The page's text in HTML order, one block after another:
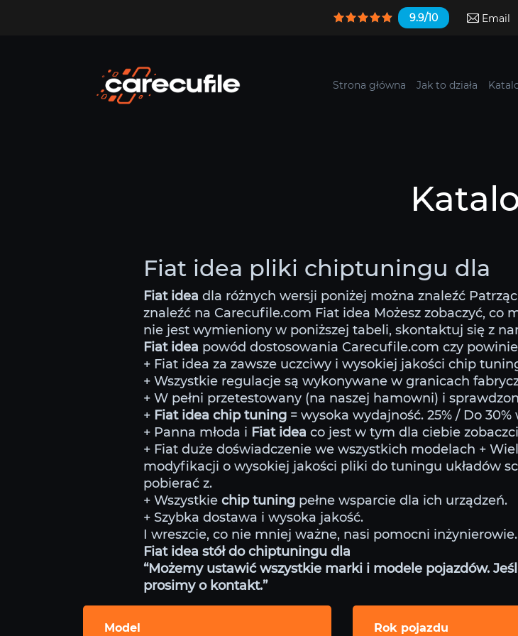
9.9/10 Email
Strona główna Jak to działa
Fiat idea pliki chiptuningu dla
Fiat idea dla różnych wersji poniżej można znaleźć
znaleźć na Carecufile.com Fiat idea Możesz zobaczyć, co
nie jest wymieniony w poniższej tabeli, skontaktuj się z
Fiat idea powód dostosowania Carecufile.com czy
+ Fiat idea za zawsze uczciwy i wysokiej jakości chip
+ Wszystkie regulacje są wykonywane w granicach
+ W pełni przetestowany (na naszej hamowni) i
+ Fiat idea chip tuning = wysoka wydajność. 25% / Do
+ Panna młoda i Fiat idea co jest w tym dla ciebie
+ Fiat duże doświadczenie we wszystkich modelach +
modyfikacji o wysokiej jakości pliki do tuningu układów
pobierać z.
+ Wszystkie chip tuning pełne wsparcie dla ich urządzeń.
+ Szybka dostawa i wysoka jakość.
I wreszcie, co nie mniej ważne, nasi pomocni inżynierowie.
Fiat idea stół do chiptuningu dla
“Możemy ustawić wszystkie marki i modele pojazdów.
prosimy o kontakt.”
Model Rok pojazdu